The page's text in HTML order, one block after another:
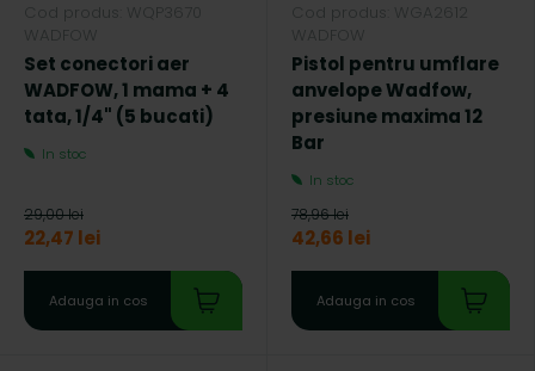
Cod produs: WQP3670
WADFOW
Set conectori aer
WADFOW, 1 mama + 4
tata, 1/4" (5 bucati)
In stoc
22,47 lei
29,00 lei
Adauga in cos
Cod produs: WGA2612
WADFOW
Pistol pentru umflare
anvelope Wadfow,
presiune maxima 12
Bar
In stoc
42,66 lei
78,96 lei
Adauga in cos